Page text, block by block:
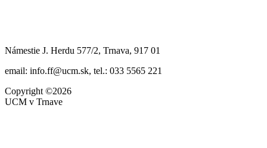
Námestie J. Herdu 577/2, Trnava, 917 01
email: info.ff@ucm.sk, tel.: 033 5565 221
Copyright ©2026
UCM v Trnave